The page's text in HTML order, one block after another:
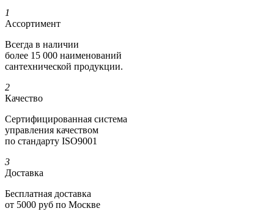
1
Ассортимент
Всегда в наличии
более 15 000 наименований
сантехнической продукции.
2
Качество
Сертифициро­ванная система
управления качеством
по стандарту ISO9001
3
Доставка
Бесплатная доставка
от 5000 руб по Москве